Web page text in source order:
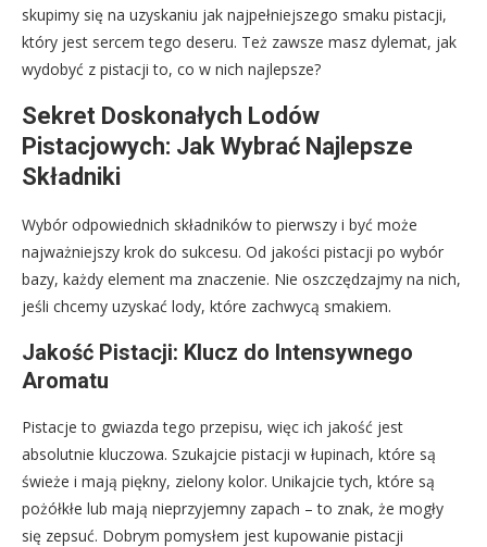
skupimy się na uzyskaniu jak najpełniejszego smaku pistacji,
który jest sercem tego deseru. Też zawsze masz dylemat, jak
wydobyć z pistacji to, co w nich najlepsze?
Sekret Doskonałych Lodów
Pistacjowych: Jak Wybrać Najlepsze
Składniki
Wybór odpowiednich składników to pierwszy i być może
najważniejszy krok do sukcesu. Od jakości pistacji po wybór
bazy, każdy element ma znaczenie. Nie oszczędzajmy na nich,
jeśli chcemy uzyskać lody, które zachwycą smakiem.
Jakość Pistacji: Klucz do Intensywnego
Aromatu
Pistacje to gwiazda tego przepisu, więc ich jakość jest
absolutnie kluczowa. Szukajcie pistacji w łupinach, które są
świeże i mają piękny, zielony kolor. Unikajcie tych, które są
pożółkłe lub mają nieprzyjemny zapach – to znak, że mogły
się zepsuć. Dobrym pomysłem jest kupowanie pistacji